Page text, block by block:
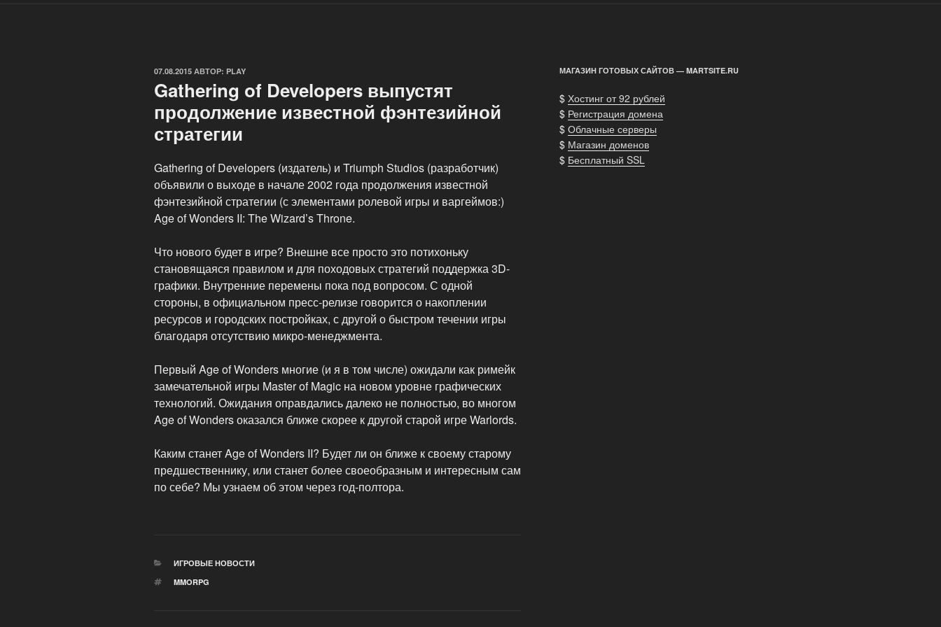
ОПУБЛИКОВАНО
07.08.2015 АВТОР: PLAY
Gathering of Developers выпустят
продолжение известной фэнтезийной
стратегии
Gathering of Developers (издатель) и Triumph Studios (разработчик)
объявили о выходе в начале 2002 года продолжения известной
фэнтезийной стратегии (с элементами ролевой игры и варгеймов:)
Age of Wonders II: The Wizard’s Throne.
Что нового будет в игре? Внешне все просто это потихоньку
становящаяся правилом и для походовых стратегий поддержка 3D-
графики. Внутренние перемены пока под вопросом. С одной
стороны, в официальном пресс-релизе говорится о накоплении
ресурсов и городских постройках, с другой о быстром течении игры
благодаря отсутствию микро-менеджмента.
Первый Age of Wonders многие (и я в том числе) ожидали как римейк
замечательной игры Master of Magic на новом уровне графических
технологий. Ожидания оправдались далеко не полностью, во многом
Age of Wonders оказался ближе скорее к другой старой игре Warlords.
Каким станет Age of Wonders II? Будет ли он ближе к своему старому
предшественнику, или станет более своеобразным и интересным сам
по себе? Мы узнаем об этом через год-полтора.
РУБРИКИ
ИГРОВЫЕ НОВОСТИ
МЕТКИ
MMORPG
МАГАЗИН ГОТОВЫХ САЙТОВ — MARTSITE.RU
$ Хостинг от 92 рублей
$ Регистрация домена
$ Облачные серверы
$ Магазин доменов
$ Бесплатный SSL